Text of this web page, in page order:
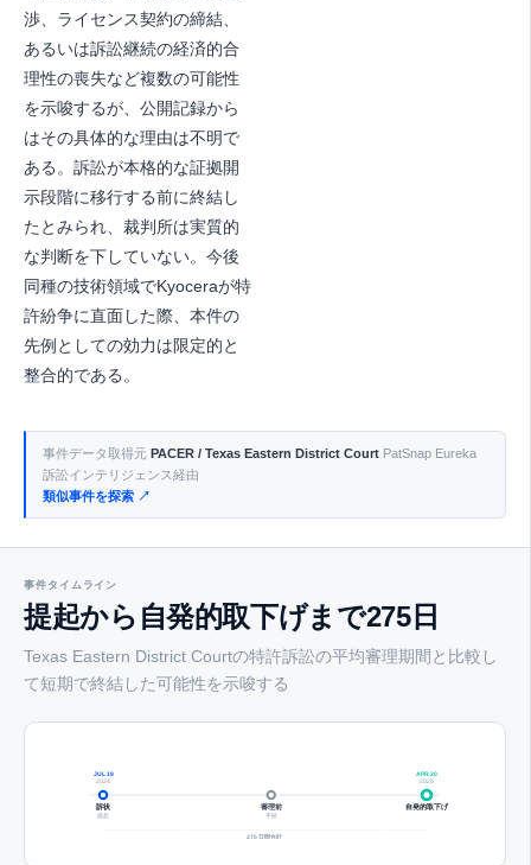
渉、ライセンス契約の締結、
あるいは訴訟継続の経済的合
理性の喪失など複数の可能性
を示唆するが、公開記録から
はその具体的な理由は不明で
ある。訴訟が本格的な証拠開
示段階に移行する前に終結し
たとみられ、裁判所は実質的
な判断を下していない。今後
同種の技術領域でKyoceraが特
許紛争に直面した際、本件の
先例としての効力は限定的と
整合的である。
事件データ取得元 PACER / Texas Eastern District Court PatSnap Eureka
訴訟インテリジェンス経由
類似事件を探索 ↗
事件タイムライン
提起から自発的取下げまで275日
Texas Eastern District Courtの特許訴訟の平均審理期間と比較し
て短期で終結した可能性を示唆する
JUL 19
2024
訴状
提起
審理前
手続
APR 20
2025
自発的取下げ
275 日間合計